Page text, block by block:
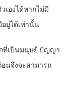
องได้หากไม่มี
ยู่ได้เท่านั้น
ที่เป็นมนุษย์ ปัญญา
นจึงจะสามารถ